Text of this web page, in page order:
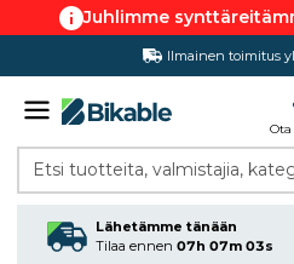
Juhlimme
Ilmainen toimitus
Etsi tuotteita, valmistajia,
Lähetämme tänään
Tilaa ennen 07h 07m 03s